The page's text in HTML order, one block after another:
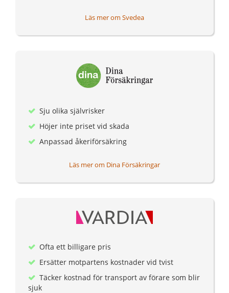
Läs mer om Svedea
Sju olika självrisker
Höjer inte priset vid skada
Anpassad åkeriförsäkring
Läs mer om Dina Försäkringar
Ofta ett billigare pris
Ersätter motpartens kostnader vid tvist
Täcker kostnad för transport av förare som blir
sjuk